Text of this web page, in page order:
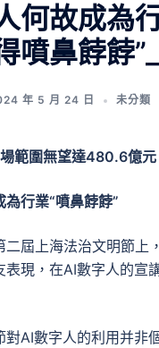
何故成為
噴鼻餑餑
年 5 月 24 日 未分類
範圍無望達480.6億元
行業“噴鼻餑餑”
二屆上海法治文明節上
表現，在AI數字人的宣
對AI數字人的利用并非